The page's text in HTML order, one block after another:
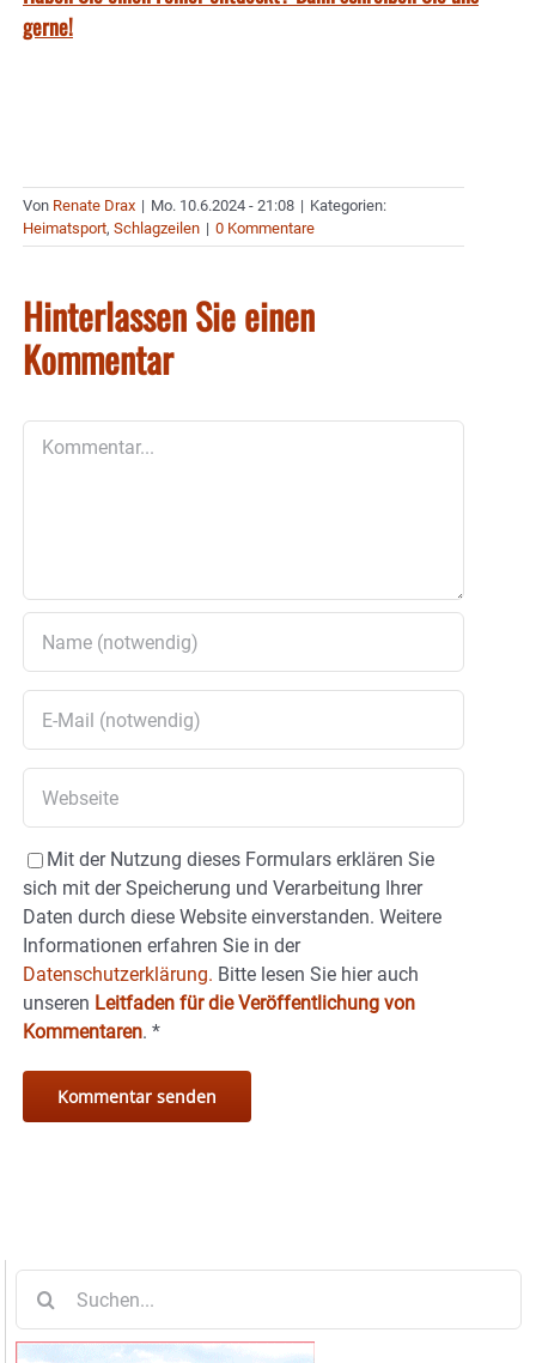
gerne!
Von Renate Drax | Mo. 10.6.2024 - 21:08 | Kategorien:
Heimatsport, Schlagzeilen | 0 Kommentare
Hinterlassen Sie einen
Kommentar
Mit der Nutzung dieses Formulars erklären Sie
sich mit der Speicherung und Verarbeitung Ihrer
Daten durch diese Website einverstanden. Weitere
Informationen erfahren Sie in der
Datenschutzerklärung. Bitte lesen Sie hier auch
unseren Leitfaden für die Veröffentlichung von
Kommentaren. *
nach: